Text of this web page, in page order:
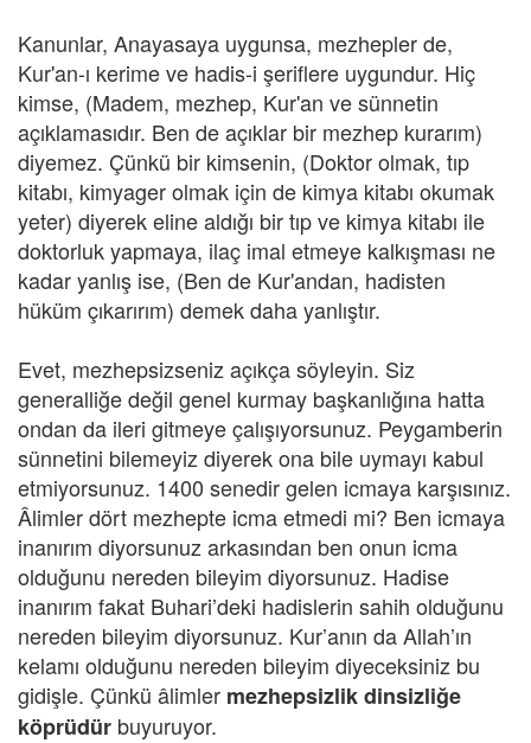
Kanunlar, Anayasaya uygunsa, mezhepler de,
Kur'an-ı kerime ve hadis-i şeriflere uygundur. Hiç
kimse, (Madem, mezhep, Kur'an ve sünnetin
açıklamasıdır. Ben de açıklar bir mezhep kurarım)
diyemez. Çünkü bir kimsenin, (Doktor olmak, tıp
kitabı, kimyager olmak için de kimya kitabı okumak
yeter) diyerek eline aldığı bir tıp ve kimya kitabı ile
doktorluk yapmaya, ilaç imal etmeye kalkışması ne
kadar yanlış ise, (Ben de Kur'andan, hadisten
hüküm çıkarırım) demek daha yanlıştır.
Evet, mezhepsizseniz açıkça söyleyin. Siz
generalliğe değil genel kurmay başkanlığına hatta
ondan da ileri gitmeye çalışıyorsunuz. Peygamberin
sünnetini bilemeyiz diyerek ona bile uymayı kabul
etmiyorsunuz. 1400 senedir gelen icmaya karşısınız.
Âlimler dört mezhepte icma etmedi mi? Ben icmaya
inanırım diyorsunuz arkasından ben onun icma
olduğunu nereden bileyim diyorsunuz. Hadise
inanırım fakat Buhari’deki hadislerin sahih olduğunu
nereden bileyim diyorsunuz. Kur’anın da Allah’ın
kelamı olduğunu nereden bileyim diyeceksiniz bu
gidişle. Çünkü âlimler mezhepsizlik dinsizliğe
köprüdür buyuruyor.